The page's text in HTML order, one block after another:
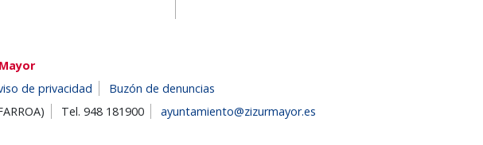
de privacidad
Buzón de denuncias
Tel. 948 181900 ayuntamiento@zizurmayor.es